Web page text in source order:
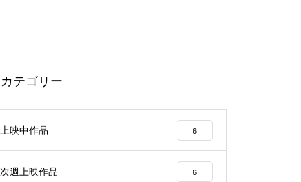
カテゴリー
上映中作品 6
次週上映作品 6